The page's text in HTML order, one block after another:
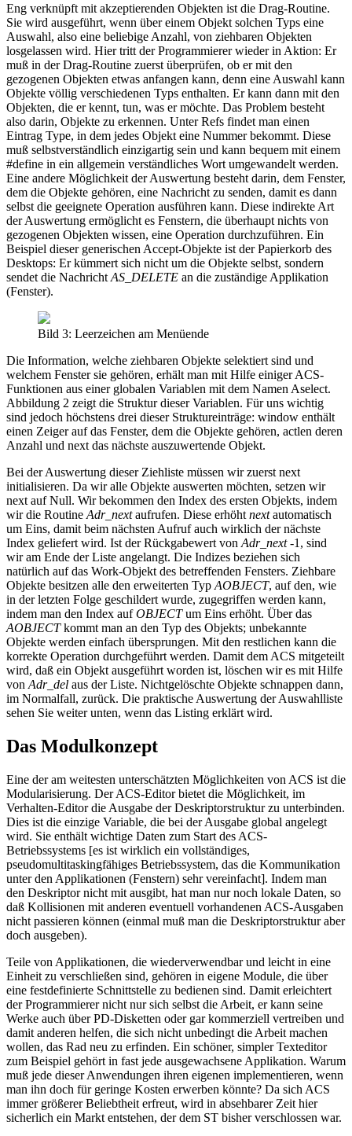
Eng verknüpft mit akzeptierenden Objekten ist die Drag-Routine.
Sie wird ausgeführt, wenn über einem Objekt solchen Typs eine
Auswahl, also eine beliebige Anzahl, von ziehbaren Objekten
losgelassen wird. Hier tritt der Programmierer wieder in Aktion: Er
muß in der Drag-Routine zuerst überprüfen, ob er mit den
gezogenen Objekten etwas anfangen kann, denn eine Auswahl kann
Objekte völlig verschiedenen Typs enthalten. Er kann dann mit den
Objekten, die er kennt, tun, was er möchte. Das Problem besteht
also darin, Objekte zu erkennen. Unter Refs findet man einen
Eintrag Type, in dem jedes Objekt eine Nummer bekommt. Diese
muß selbstverständlich einzigartig sein und kann bequem mit einem
#define in ein allgemein verständliches Wort umgewandelt werden.
Eine andere Möglichkeit der Auswertung besteht darin, dem Fenster,
dem die Objekte gehören, eine Nachricht zu senden, damit es dann
selbst die geeignete Operation ausführen kann. Diese indirekte Art
der Auswertung ermöglicht es Fenstern, die überhaupt nichts von
gezogenen Objekten wissen, eine Operation durchzuführen. Ein
Beispiel dieser generischen Accept-Objekte ist der Papierkorb des
Desktops: Er kümmert sich nicht um die Objekte selbst, sondern
sendet die Nachricht AS_DELETE an die zuständige Applikation
(Fenster).
Bild 3: Leerzeichen am Menüende
Die Information, welche ziehbaren Objekte selektiert sind und
welchem Fenster sie gehören, erhält man mit Hilfe einiger ACS-
Funktionen aus einer globalen Variablen mit dem Namen Aselect.
Abbildung 2 zeigt die Struktur dieser Variablen. Für uns wichtig
sind jedoch höchstens drei dieser Struktureinträge: window enthält
einen Zeiger auf das Fenster, dem die Objekte gehören, actlen deren
Anzahl und next das nächste auszuwertende Objekt.
Bei der Auswertung dieser Ziehliste müssen wir zuerst next
initialisieren. Da wir alle Objekte auswerten möchten, setzen wir
next auf Null. Wir bekommen den Index des ersten Objekts, indem
wir die Routine Adr_nextaufrufen. Diese erhöht nextautomatisch
um Eins, damit beim nächsten Aufruf auch wirklich der nächste
Index geliefert wird. Ist der Rückgabewert von Adr_next-1, sind
wir am Ende der Liste angelangt. Die Indizes beziehen sich
natürlich auf das Work-Objekt des betreffenden Fensters. Ziehbare
Objekte besitzen alle den erweiterten Typ AOBJECT, auf den, wie
in der letzten Folge geschildert wurde, zugegriffen werden kann,
indem man den Index aufOBJECTum Eins erhöht. Über das
AOBJECTkommt man an den Typ des Objekts; unbekannte
Objekte werden einfach übersprungen. Mit den restlichen kann die
korrekte Operation durchgeführt werden. Damit dem ACS mitgeteilt
wird, daß ein Objekt ausgeführt worden ist, löschen wir es mit Hilfe
von Adr_del aus der Liste. Nichtgelöschte Objekte schnappen dann,
im Normalfall, zurück. Die praktische Auswertung der Auswahlliste
sehen Sie weiter unten, wenn das Listing erklärt wird.
Das Modulkonzept
Eine der am weitesten unterschätzten Möglichkeiten von ACS ist die
Modularisierung. Der ACS-Editor bietet die Möglichkeit, im
Verhalten-Editor die Ausgabe der Deskriptorstruktur zu unterbinden.
Dies ist die einzige Variable, die bei der Ausgabe global angelegt
wird. Sie enthält wichtige Daten zum Start des ACS-
Betriebssystems [es ist wirklich ein vollständiges,
pseudomultitaskingfähiges Betriebssystem, das die Kommunikation
unter den Applikationen (Fenstern) sehr vereinfacht]. Indem man
den Deskriptor nicht mit ausgibt, hat man nur noch lokale Daten, so
daß Kollisionen mit anderen eventuell vorhandenen ACS-Ausgaben
nicht passieren können (einmal muß man die Deskriptorstruktur aber
doch ausgeben).
Teile von Applikationen, die wiederverwendbar und leicht in eine
Einheit zu verschließen sind, gehören in eigene Module, die über
eine festdefinierte Schnittstelle zu bedienen sind. Damit erleichtert
der Programmierer nicht nur sich selbst die Arbeit, er kann seine
Werke auch über PD-Disketten oder gar kommerziell vertreiben und
damit anderen helfen, die sich nicht unbedingt die Arbeit machen
wollen, das Rad neu zu erfinden. Ein schöner, simpler Texteditor
zum Beispiel gehört in fast jede ausgewachsene Applikation. Warum
muß jede dieser Anwendungen ihren eigenen implementieren, wenn
man ihn doch für geringe Kosten erwerben könnte? Da sich ACS
immer größerer Beliebtheit erfreut, wird in absehbarer Zeit hier
sicherlich ein Markt entstehen, der dem ST bisher verschlossen war.